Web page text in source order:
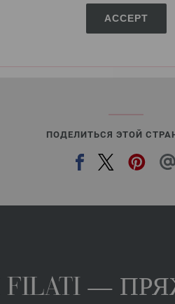
ACCEPT
ПОДЕЛИТЬСЯ ЭТОЙ
—